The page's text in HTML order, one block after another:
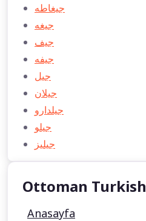
جيغاطه
جيغه
جيف
جيفه
جیل
جیلان
جیلدارو
جيلو
جيليز
Ottoman Turkish
Anasayfa